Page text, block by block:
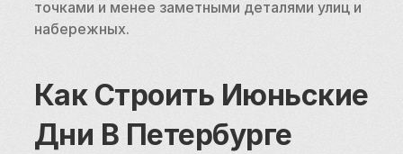
точками и менее заметными деталями улиц и
набережных.
Как Строить Июньские
Дни В Петербурге